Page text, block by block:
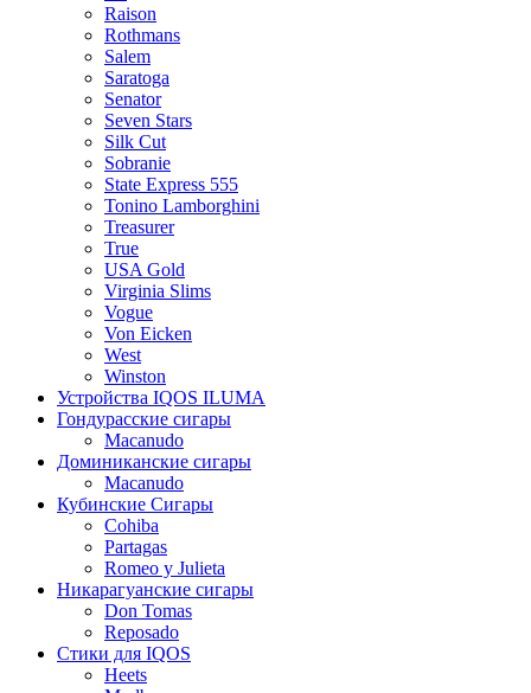
Raison
Rothmans
Salem
Saratoga
Senator
Seven Stars
Silk Cut
Sobranie
State Express 555
Tonino Lamborghini
Treasurer
True
USA Gold
Virginia Slims
Vogue
Von Eicken
West
Winston
Устройства IQOS ILUMA
Гондурасские сигары
Macanudo
Доминиканские сигары
Macanudo
Кубинские Сигары
Cohiba
Partagas
Romeo y Julieta
Никарагуанские сигары
Don Tomas
Reposado
Стики для IQOS
Heets